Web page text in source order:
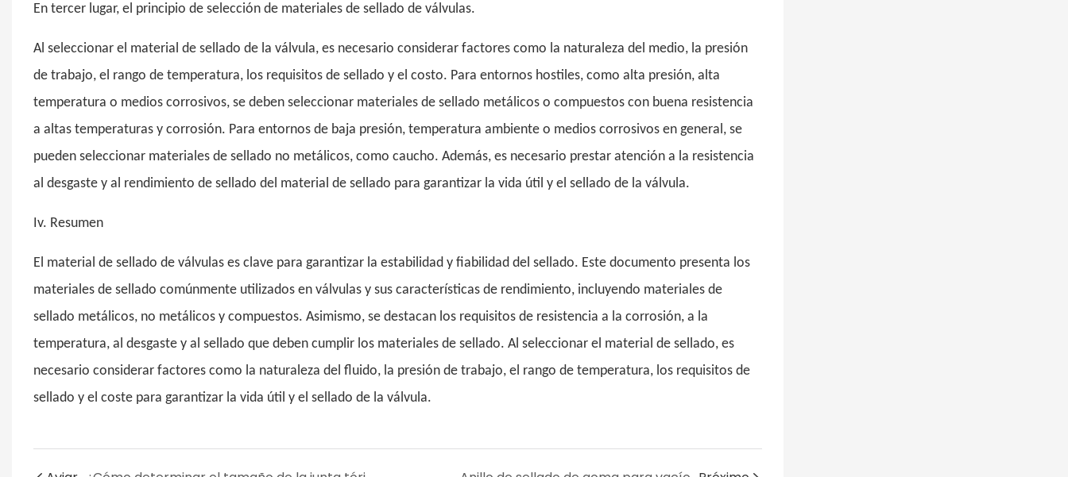
En tercer lugar, el principio de selección de materiales de sellado de válvulas.
Al seleccionar el material de sellado de la válvula, es necesario considerar factores como la naturaleza del medio, la presión
de trabajo, el rango de temperatura, los requisitos de sellado y el costo. Para entornos hostiles, como alta presión, alta
temperatura o medios corrosivos, se deben seleccionar materiales de sellado metálicos o compuestos con buena resistencia
a altas temperaturas y corrosión. Para entornos de baja presión, temperatura ambiente o medios corrosivos en general, se
pueden seleccionar materiales de sellado no metálicos, como caucho. Además, es necesario prestar atención a la resistencia
al desgaste y al rendimiento de sellado del material de sellado para garantizar la vida útil y el sellado de la válvula.
Iv. Resumen
El material de sellado de válvulas es clave para garantizar la estabilidad y fiabilidad del sellado. Este documento presenta los
materiales de sellado comúnmente utilizados en válvulas y sus características de rendimiento, incluyendo materiales de
sellado metálicos, no metálicos y compuestos. Asimismo, se destacan los requisitos de resistencia a la corrosión, a la
temperatura, al desgaste y al sellado que deben cumplir los materiales de sellado. Al seleccionar el material de sellado, es
necesario considerar factores como la naturaleza del fluido, la presión de trabajo, el rango de temperatura, los requisitos de
sellado y el coste para garantizar la vida útil y el sellado de la válvula.